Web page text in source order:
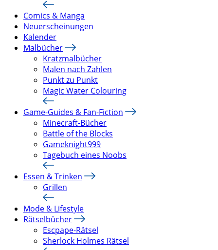
Comics & Manga
Neuerscheinungen
Kalender
Malbücher
Kratzmalbücher
Malen nach Zahlen
Punkt zu Punkt
Magic Water Colouring
Game-Guides & Fan-Fiction
Minecraft-Bücher
Battle of the Blocks
Gameknight999
Tagebuch eines Noobs
Essen & Trinken
Grillen
Mode & Lifestyle
Rätselbücher
Escpape-Rätsel
Sherlock Holmes Rätsel